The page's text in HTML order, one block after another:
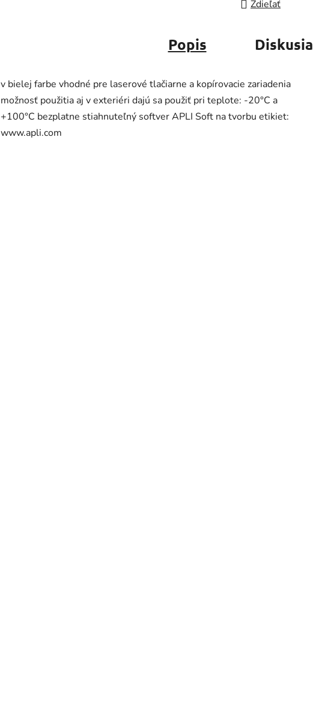
Zdieľať
Popis Diskusia
v bielej farbe vhodné pre laserové tlačiarne a kopírovacie zariadenia
možnosť použitia aj v exteriéri dajú sa použiť pri teplote: -20°C a
+100°C bezplatne stiahnuteľný softver APLI Soft na tvorbu etikiet:
www.apli.com